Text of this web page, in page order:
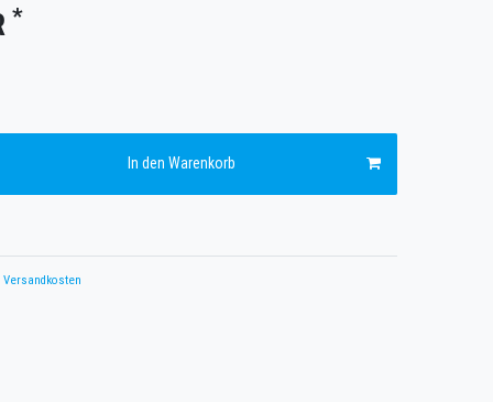
*
In den Warenkorb
Versandkosten